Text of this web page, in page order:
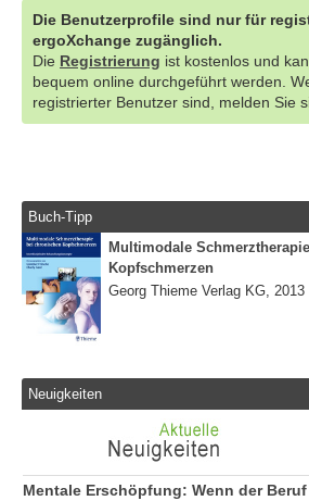
Die Benutzerprofile sind nur für
ergoXchange zugänglich.
Die Registrierung ist kostenlos und
bequem online durchgeführt werden.
registrierter Benutzer sind, melden Sie
Buch-Tipp
Multimodale
Kopfschmerzen
Georg Thieme Verlag KG, 2013
Neuigkeiten
Mentale Erschöpfung: Wenn der